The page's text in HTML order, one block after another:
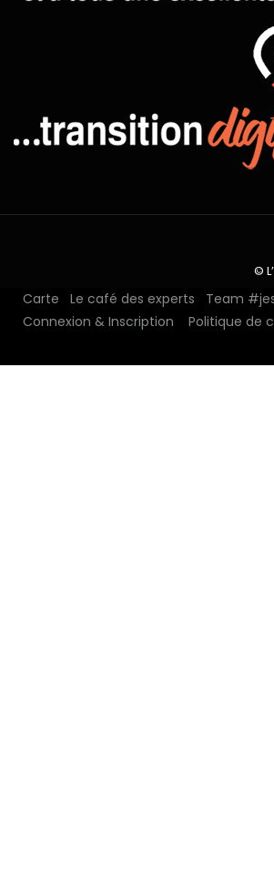
Carte Le café des experts Team
Connexion & Inscription
Politique de
©